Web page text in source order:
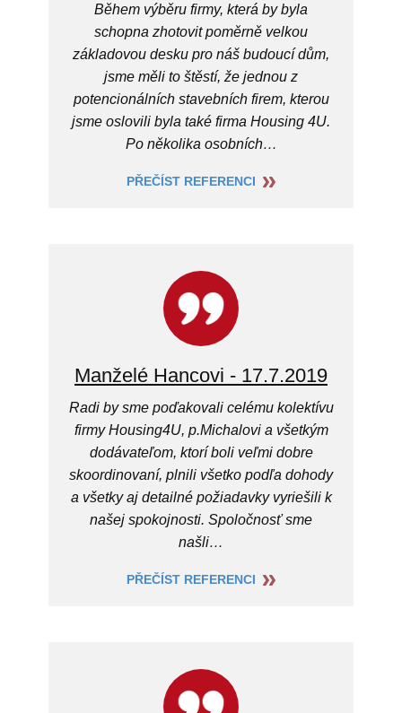
Během výběru firmy, která by byla
schopna zhotovit poměrně velkou
základovou desku pro náš budoucí dům,
jsme měli to štěstí, že jednou z
potencionálních stavebních firem, kterou
jsme oslovili byla také firma Housing 4U.
Po několika osobních…
PŘEČÍST REFERENCI
Manželé Hancovi - 17.7.2019
Radi by sme poďakovali celému kolektívu
firmy Housing4U, p.Michalovi a všetkým
dodávateľom, ktorí boli veľmi dobre
skoordinovaní, plnili všetko podľa dohody
a všetky aj detailné požiadavky vyriešili k
našej spokojnosti. Spoločnosť sme
našli…
PŘEČÍST REFERENCI